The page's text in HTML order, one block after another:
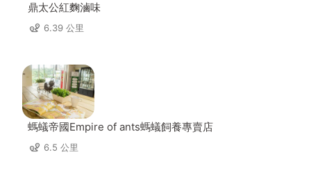
鼎太公紅麴滷味
6.39 公里
螞蟻帝國Empire of ants螞蟻飼養專賣店
6.5 公里